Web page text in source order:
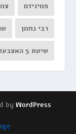
פמיניזם
רבי נחמן
שיטת 5 האצבעות
by WordPress